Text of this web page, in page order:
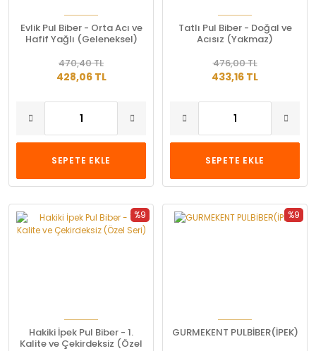
Evlik Pul Biber - Orta Acı ve
Hafif Yağlı (Geleneksel)
428,06 TL
470,40 TL
SEPETE EKLE
Tatlı Pul Biber - Doğal ve
Acısız (Yakmaz)
433,16 TL
476,00 TL
SEPETE EKLE
%9
Hakiki İpek Pul Biber - 1.
Kalite ve Çekirdeksiz (Özel
%9
GURMEKENT PULBİBER(İPEK)